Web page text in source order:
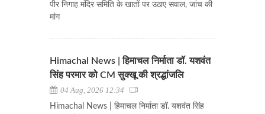
पीर निगाह मंदिर समिति के खातों पर उठाए सवाल, जांच की
मांग
Himachal News | हिमाचल निर्माता डॉ. यशवंत
सिंह परमार को CM सुक्खू की श्रद्धांजलि
04 Aug, 2026 12:34
Himachal News | हिमाचल निर्माता डॉ. यशवंत सिंह